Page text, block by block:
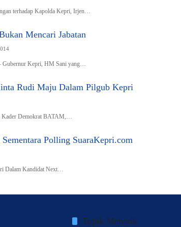
terhadap Kapolda Kepri, Irjen…
Mencari Jabatan
Kepri, HM Sani yang…
Rudi Maju Dalam Pilgub Kepri
Kader Demokrat BATAM,…
Polling SuaraKepri.com
Dalam Kandidat Next…
Topik Menarik